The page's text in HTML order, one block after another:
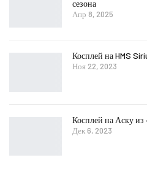
сезона
Апр 8, 2025
Косплей на HMS
Ноя 22, 2023
Косплей на Аску из
Дек 6, 2023